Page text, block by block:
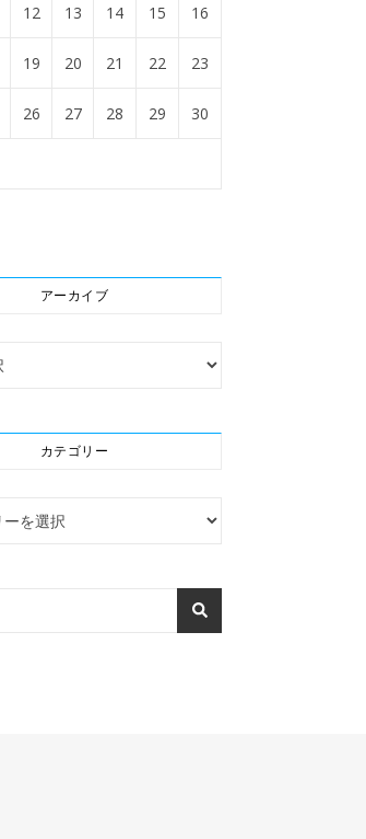
12 13 14 15 16
19 20 21 22 23
26 27 28 29 30
アーカイブ
カテゴリー